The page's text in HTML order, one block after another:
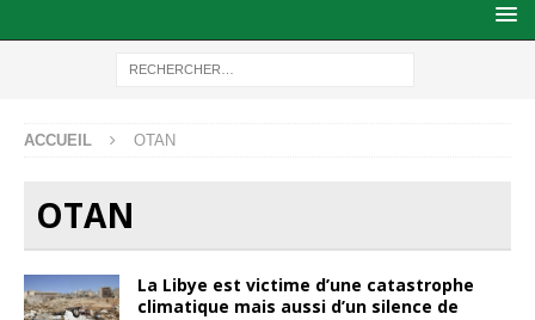
ACCUEIL OTAN
OTAN
La Libye est victime d’une catastrophe
climatique mais aussi d’un silence de